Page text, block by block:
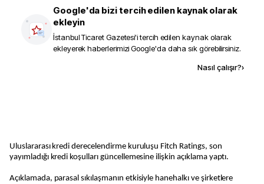
Google'da bizi tercih edilen kaynak olarak
ekleyin
İstanbul Ticaret Gazetesi'i tercih edilen kaynak olarak
ekleyerek haberlerimizi Google'da daha sık görebilirsiniz.
Nasıl çalışır?›
Uluslararası kredi derecelendirme kuruluşu Fitch Ratings, son
yayımladığı kredi koşulları güncellemesine ilişkin açıklama yaptı.
Açıklamada, parasal sıkılaşmanın etkisiyle hanehalkı ve şirketlere